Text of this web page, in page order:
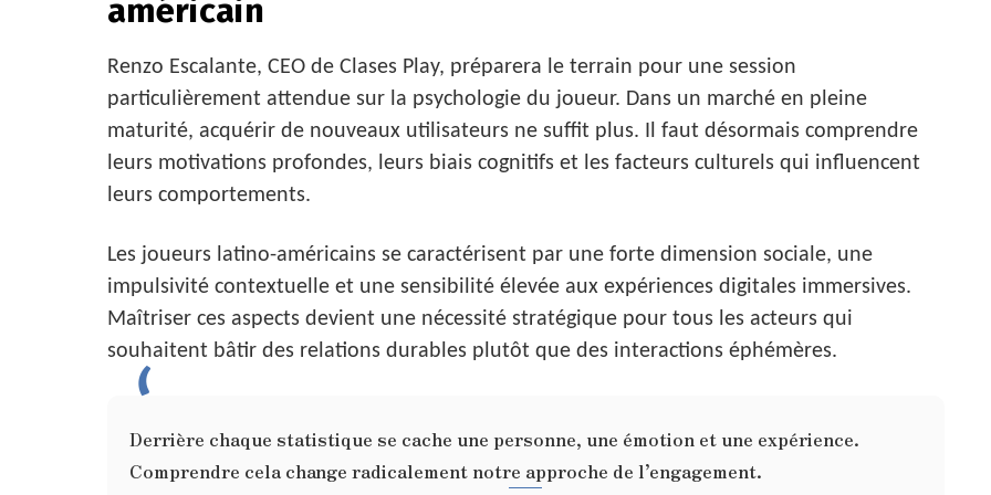
américain
Renzo Escalante, CEO de Clases Play, préparera le terrain pour une session
particulièrement attendue sur la psychologie du joueur. Dans un marché en pleine
maturité, acquérir de nouveaux utilisateurs ne suffit plus. Il faut désormais comprendre
leurs motivations profondes, leurs biais cognitifs et les facteurs culturels qui influencent
leurs comportements.
Les joueurs latino-américains se caractérisent par une forte dimension sociale, une
impulsivité contextuelle et une sensibilité élevée aux expériences digitales immersives.
Maîtriser ces aspects devient une nécessité stratégique pour tous les acteurs qui
souhaitent bâtir des relations durables plutôt que des interactions éphémères.
Derrière chaque statistique se cache une personne, une émotion et une expérience.
Comprendre cela change radicalement notre approche de l’engagement.